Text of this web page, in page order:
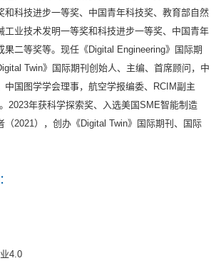
和科技进步一等奖、中国青年科技奖、教育部自然
工业技术发明一等奖和科技进步一等奖、中国青年
果二等奖等。现任《Digital Engineering》国际期
Twin》国际期刊创始人、主编、首席顾问，中
中国图学学会理事，航空学报编委、RCIM副主
2023年获科学探索奖、入选美国SME智能制造
（2021），创办《Digital Twin》国际期刊、国际
4.0